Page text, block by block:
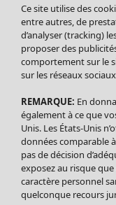
Soldes Vêtements
Tous les vêtements
Robes
Tuniques
Blouses
Tops
Gilets
Pantalon
Jupes
Ce site utilise des
entre autres, de
d’analyser (tracking)
proposer des
comportement sur le
sur les réseaux
REMARQUE: En
également à ce que
Unis. Les États-Unis
données comparable
pas de décision
exposez au risque
caractère personnel
quelconque recours